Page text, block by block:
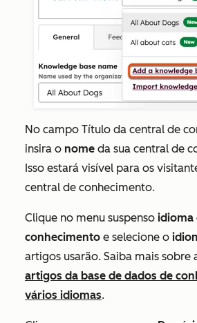
No campo Título da central de
insira o nome da sua central de
Isso estará visível para os
central de conhecimento.
Clique no menu suspenso idioma
conhecimento e selecione o
artigos usarão. Saiba mais sobre
artigos da base de dados de
vários idiomas.